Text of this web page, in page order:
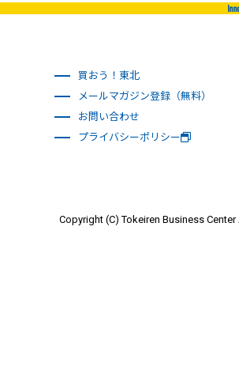
買おう！東北
メールマガジン登録（無料）
お問い合わせ
プライバシーポリシー
Copyright (C) Tokeiren Business